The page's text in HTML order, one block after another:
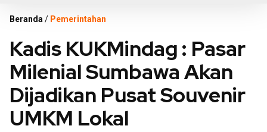
Beranda / Pemerintahan
Kadis KUKMindag : Pasar
Milenial Sumbawa Akan
Dijadikan Pusat Souvenir
UMKM Lokal